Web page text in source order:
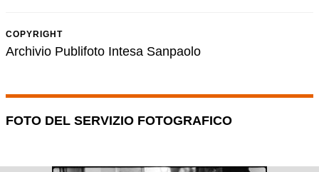
COPYRIGHT
Archivio Publifoto Intesa Sanpaolo
FOTO DEL SERVIZIO FOTOGRAFICO